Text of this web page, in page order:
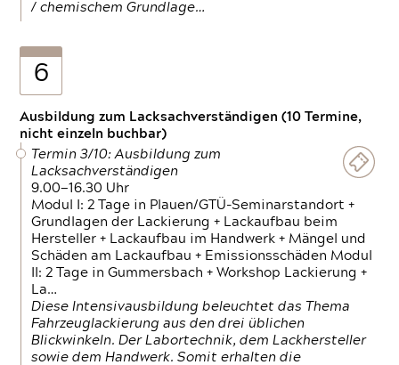
/ chemischem Grundlage…
6
Ausbildung zum Lacksachverständigen (10 Termine,
nicht einzeln buchbar)
Termin 3/10: Ausbildung zum
Lacksachverständigen
9.00—16.30 Uhr
Modul I: 2 Tage in Plauen/GTÜ-Seminarstandort +
Grundlagen der Lackierung + Lackaufbau beim
Hersteller + Lackaufbau im Handwerk + Mängel und
Schäden am Lackaufbau + Emissionsschäden Modul
II: 2 Tage in Gummersbach + Workshop Lackierung +
La…
Diese Intensivausbildung beleuchtet das Thema
Fahrzeuglackierung aus den drei üblichen
Blickwinkeln. Der Labortechnik, dem Lackhersteller
sowie dem Handwerk. Somit erhalten die